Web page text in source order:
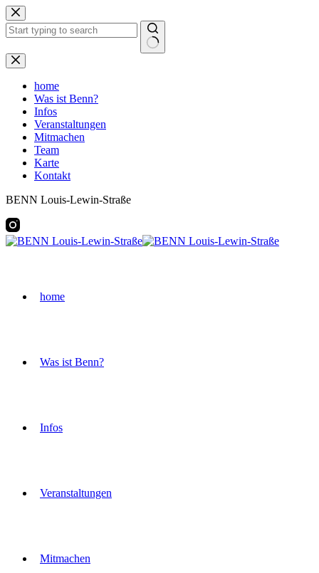
Zum
Inhalt
springen
Keine
Ergebnisse
home
Was ist Benn?
Infos
Veranstaltungen
Mitmachen
Team
Karte
Kontakt
BENN Louis-Lewin-Straße
home
Was ist Benn?
Infos
Veranstaltungen
Mitmachen